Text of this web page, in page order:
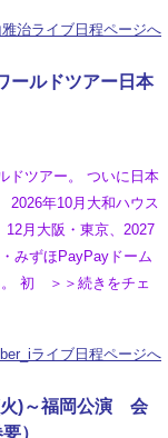
治ライブ日程ページへ
ルドツアー日本
ドツアー。 ついに日本
2026年10月大和ハウス
12月大阪・東京、2027
みずほPayPayドーム
。 初 ＞＞続きをチェ
ライブ日程ページへ
)～福岡公演 会
）